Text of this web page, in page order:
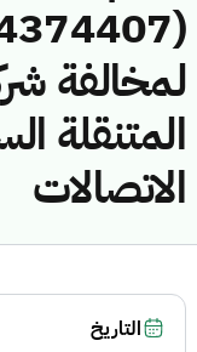
لمخالفة
المتنقلة
الاتصالات
التاريخ